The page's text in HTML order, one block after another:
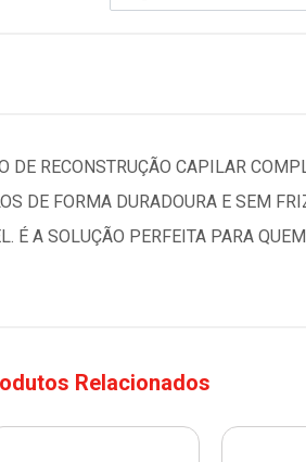
RECONSTRUÇÃO CAPILAR
DE FORMA DURADOURA E SEM
A SOLUÇÃO PERFEITA PARA
Relacionados